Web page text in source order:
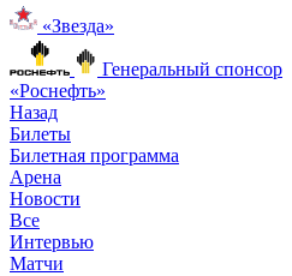
«Звезда»
Генеральный спонсор
«Роснефть»
Назад
Билеты
Билетная программа
Арена
Новости
Все
Интервью
Матчи